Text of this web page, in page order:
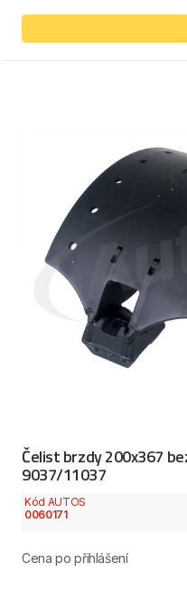
Čelist brzdy 200x367
9037/11037
Kód AUTOS
0060171
Cena po přihlášení